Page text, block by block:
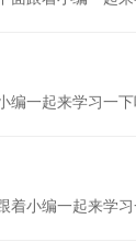
编一起来学习一
着小编一起来学